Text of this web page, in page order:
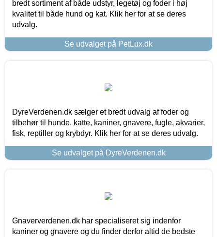
bredt sortiment af både udstyr, legetøj og foder i høj
kvalitet til både hund og kat. Klik her for at se deres
udvalg.
Se udvalget på PetLux.dk
DyreVerdenen.dk sælger et bredt udvalg af foder og
tilbehør til hunde, katte, kaniner, gnavere, fugle, akvarier,
fisk, reptiller og krybdyr. Klik her for at se deres udvalg.
Se udvalget på DyreVerdenen.dk
Gnaververdenen.dk har specialiseret sig indenfor
kaniner og gnavere og du finder derfor altid de bedste